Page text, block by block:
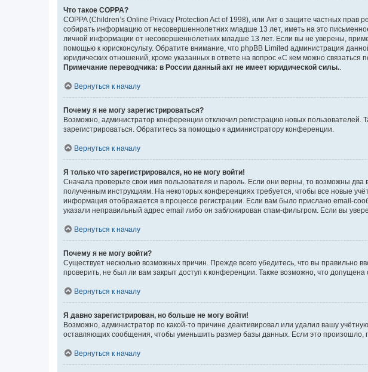
Что такое COPPA?
COPPA (Children’s Online Privacy Protection Act of 1998), или Акт о защите частных
собирать информацию от несовершеннолетних младше 13 лет, иметь на это
личной информации от несовершеннолетних младше 13 лет. Если вы не уверены,
помощью к юрисконсульту. Обратите внимание, что phpBB Limited администрация
юридических отношений, кроме указанных в ответе на вопрос «С кем можно связаться
Примечание переводчика: в России данный акт не имеет юридической силы.
Вернуться к началу
Почему я не могу зарегистрироваться?
Возможно, администратор конференции отключил регистрацию новых
зарегистрироваться. Обратитесь за помощью к администратору конференции.
Вернуться к началу
Я только что зарегистрировался, но не могу войти!
Сначала проверьте свои имя пользователя и пароль. Если они верны, то возможны
полученным инструкциям. На некоторых конференциях требуется, чтобы все новые
информация отображается в процессе регистрации. Если вам было прислано email-
указали неправильный адрес email либо он заблокирован спам-фильтром. Если вы
Вернуться к началу
Почему я не могу войти?
Существует несколько возможных причин. Прежде всего убедитесь, что вы правильно
проверить, не был ли вам закрыт доступ к конференции. Также возможно, что
Вернуться к началу
Я давно зарегистрирован, но больше не могу войти!
Возможно, администратор по какой-то причине деактивировал или удалил вашу
оставляющих сообщения, чтобы уменьшить размер базы данных. Если это произошло,
Вернуться к началу